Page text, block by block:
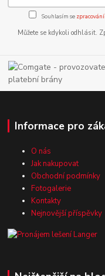
Souhlasím se
Můžete se kdykoli odhlásit.
Informace pro
O nás
Jak nakupovat
Obchodní podmínky
Fotogalerie
Kontakty
Nejnovější příspěvky